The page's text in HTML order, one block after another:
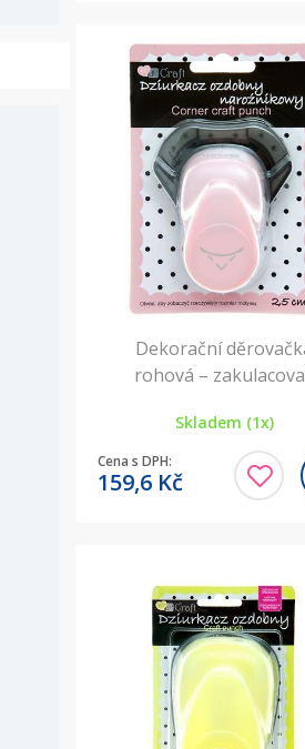
Dekorační
rohová –
Skladem (1x)
Cena s DPH:
159,6 Kč